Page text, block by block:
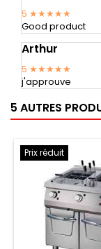
5 ★★★★★
Good product
Arthur
5 ★★★★★
j'approuve
5 AUTRES
Prix réduit